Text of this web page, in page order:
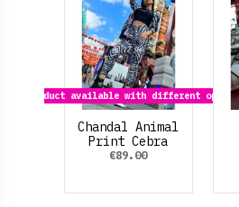
Product available with different
Chandal Animal
Print Cebra
€89.00